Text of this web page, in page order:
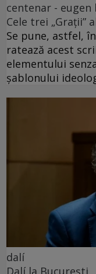
centenar - eugen
Cele trei „Grații”
Se pune, astfel,
ratează acest
elementului
șablonului
dalí
Dalí la București